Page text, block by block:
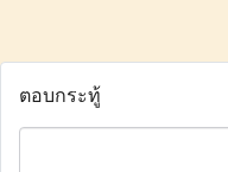
ตอบกระทู้